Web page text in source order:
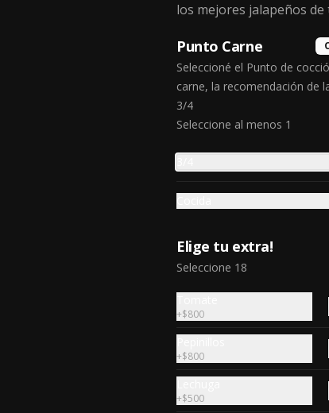
los mejores jalapeños de
Punto Carne
Seleccioné el Punto de
carne, la recomendación de
3/4
Seleccione al menos 1
Elige tu extra!
Seleccione 18
+$800
+$800
+$500